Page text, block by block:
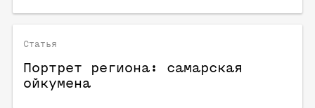
Статья
Портрет региона: самарская
ойкумена